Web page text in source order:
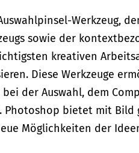
Werkzeug,
sowie der
kreativen
Diese Werkzeuge
der Auswahl, dem
Photoshop bietet mit Bild
Möglichkeiten der